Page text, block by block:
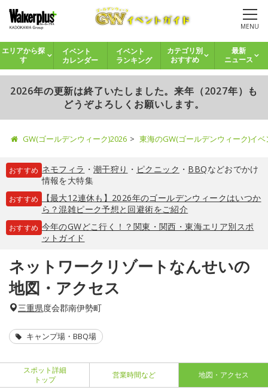
MENU
エリアから探
す
イベント
カレンダー
イベント
ランキング
カテゴリ別
おすすめ
最新
ニュース
2026年の更新は終了いたしました。来年（2027年）も
どうぞよろしくお願いします。
GW(ゴールデンウィーク)2026 東海のGW(ゴールデンウィーク)イ
おすすめ ネモフィラ ・ 潮干狩り ・ ピクニック ・ BBQなどおでかけ
情報を大特集
おすすめ
【最大12連休も】2026年のゴールデンウィークはいつか
ら？混雑ピーク予想と回避術をご紹介
おすすめ 今年のGWどこ行く！？関東・関西・東海エリア別スポ
ットガイド
ネットワークリゾートなんせいの
地図・アクセス
三重県度会郡南伊勢町
キャンプ場・BBQ場
スポット詳細
トップ
営業時間など 地図・アクセス